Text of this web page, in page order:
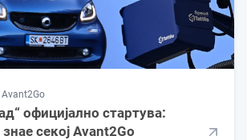
официјално стартува:
секој Avant2Go